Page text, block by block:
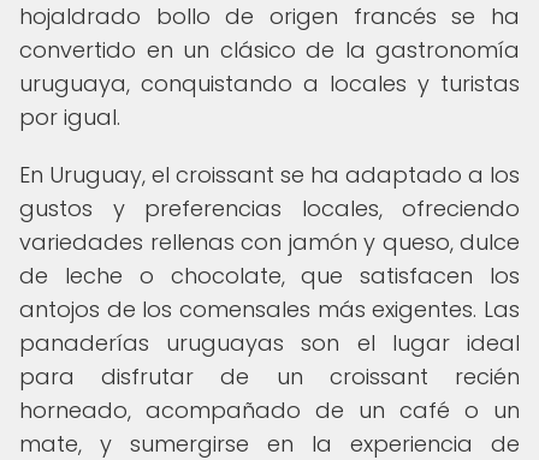
hojaldrado bollo de origen francés se ha
convertido en un clásico de la gastronomía
uruguaya, conquistando a locales y turistas
por igual.
En Uruguay, el croissant se ha adaptado a los
gustos y preferencias locales, ofreciendo
variedades rellenas con jamón y queso, dulce
de leche o chocolate, que satisfacen los
antojos de los comensales más exigentes. Las
panaderías uruguayas son el lugar ideal
para disfrutar de un croissant recién
horneado, acompañado de un café o un
mate, y sumergirse en la experiencia de